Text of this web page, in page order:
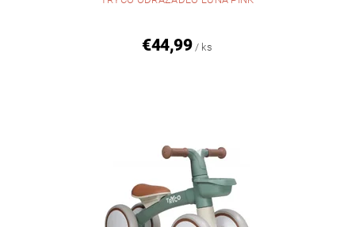
€44,99 / ks